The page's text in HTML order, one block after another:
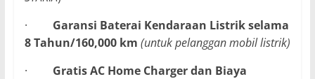
· Garansi Baterai Kendaraan Listrik selama
8 Tahun/160,000 km (untuk pelanggan mobil listrik)
· Gratis AC Home Charger dan Biaya